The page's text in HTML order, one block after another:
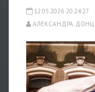
12.05.2026 20:24:27
АЛЕКСАНДРА